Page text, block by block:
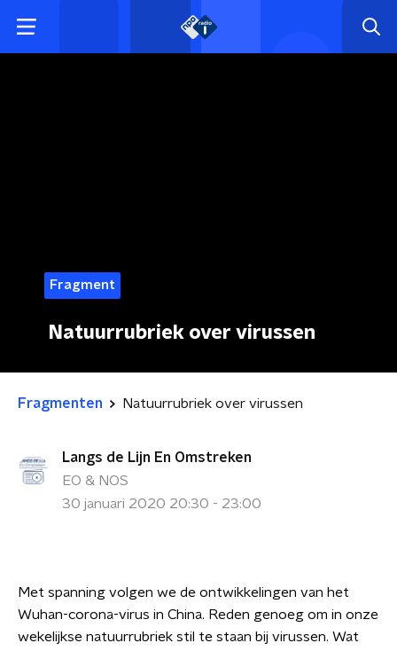
Fragment
Natuurrubriek over virussen
Fragmenten Natuurrubriek over virussen
Langs de Lijn En Omstreken
EO & NOS
30 januari 2020 20:30 - 23:00
Met spanning volgen we de ontwikkelingen van het
Wuhan-corona-virus in China. Reden genoeg om in onze
wekelijkse natuurrubriek stil te staan bij virussen. Wat